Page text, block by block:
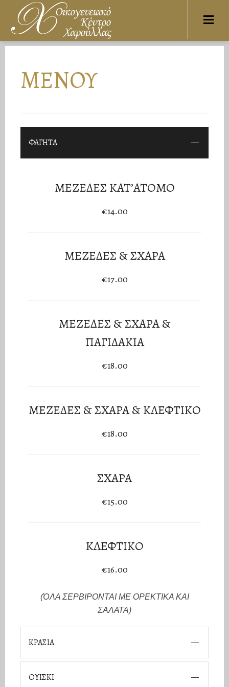
ΜΕΝΟΥ
ΦΑΓΗΤΑ
ΜΕΖΕΔΕΣ ΚΑΤ’ΑΤΟΜΟ
€14.00
ΜΕΖΕΔΕΣ & ΣΧΑΡΑ
€17.00
ΜΕΖΕΔΕΣ & ΣΧΑΡΑ &
ΠΑΓΙΔΑΚΙΑ
€18.00
ΜΕΖΕΔΕΣ & ΣΧΑΡΑ & ΚΛΕΦΤΙΚΟ
€18.00
ΣΧΑΡΑ
€15.00
ΚΛΕΦΤΙΚΟ
€16.00
(ΌΛΑ ΣΕΡΒΙΡΟΝΤΑΙ ΜΕ ΟΡΕΚΤΙΚΑ ΚΑΙ
ΣΑΛΑΤΑ)
ΚΡΑΣΙΑ
ΟΥΙΣΚΙ